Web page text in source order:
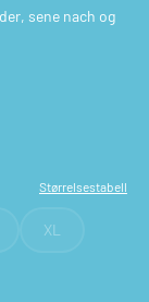
sene nach og
Størrelsestabell
XL